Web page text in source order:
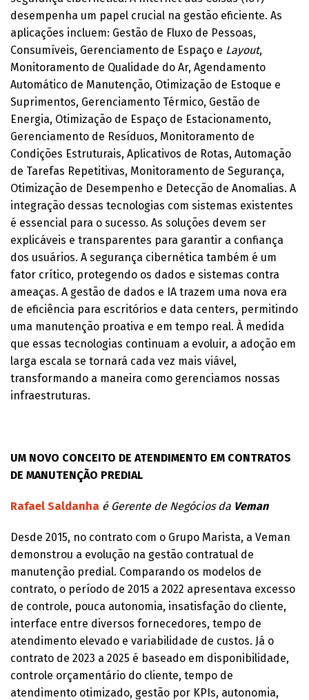
desempenha um papel crucial na gestão eficiente. As
aplicações incluem: Gestão de Fluxo de Pessoas,
Consumíveis, Gerenciamento de Espaço e Layout,
Monitoramento de Qualidade do Ar, Agendamento
Automático de Manutenção, Otimização de Estoque e
Suprimentos, Gerenciamento Térmico, Gestão de
Energia, Otimização de Espaço de Estacionamento,
Gerenciamento de Resíduos, Monitoramento de
Condições Estruturais, Aplicativos de Rotas, Automação
de Tarefas Repetitivas, Monitoramento de Segurança,
Otimização de Desempenho e Detecção de Anomalias. A
integração dessas tecnologias com sistemas existentes
é essencial para o sucesso. As soluções devem ser
explicáveis e transparentes para garantir a confiança
dos usuários. A segurança cibernética também é um
fator crítico, protegendo os dados e sistemas contra
ameaças. A gestão de dados e IA trazem uma nova era
de eficiência para escritórios e data centers, permitindo
uma manutenção proativa e em tempo real. À medida
que essas tecnologias continuam a evoluir, a adoção em
larga escala se tornará cada vez mais viável,
transformando a maneira como gerenciamos nossas
infraestruturas.
UM NOVO CONCEITO DE ATENDIMENTO EM CONTRATOS
DE MANUTENÇÃO PREDIAL
Rafael Saldanha é Gerente de Negócios da Veman
Desde 2015, no contrato com o Grupo Marista, a Veman
demonstrou a evolução na gestão contratual de
manutenção predial. Comparando os modelos de
contrato, o período de 2015 a 2022 apresentava excesso
de controle, pouca autonomia, insatisfação do cliente,
interface entre diversos fornecedores, tempo de
atendimento elevado e variabilidade de custos. Já o
contrato de 2023 a 2025 é baseado em disponibilidade,
controle orçamentário do cliente, tempo de
atendimento otimizado, gestão por KPIs, autonomia,